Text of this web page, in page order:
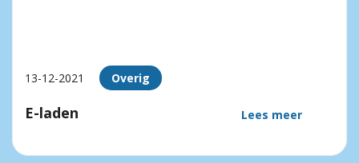
13-12-2021 Overig
E-laden Lees meer